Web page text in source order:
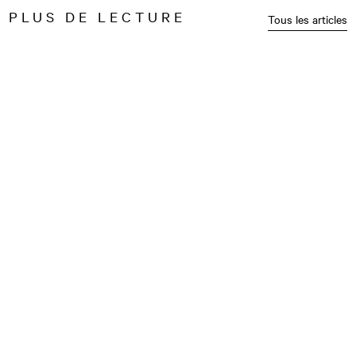
PLUS DE LECTURE Tous les articles